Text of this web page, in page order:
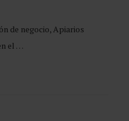
de negocio, Apiarios
el …